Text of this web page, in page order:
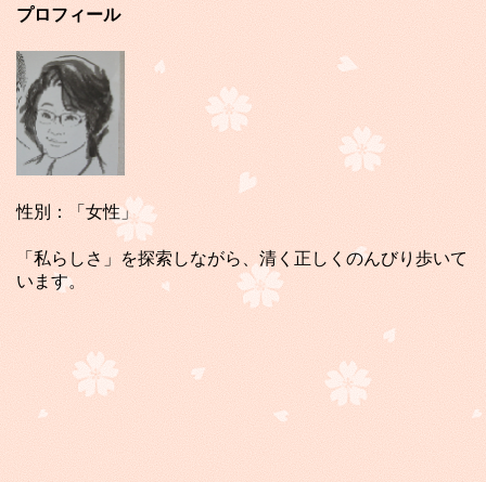
プロフィール
性別：「女性」
「私らしさ」を探索しながら、清く正しくのんびり歩いて
います。